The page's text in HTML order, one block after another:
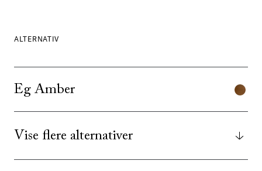
ALTERNATIV
Eg Amber
Vise flere alternativer